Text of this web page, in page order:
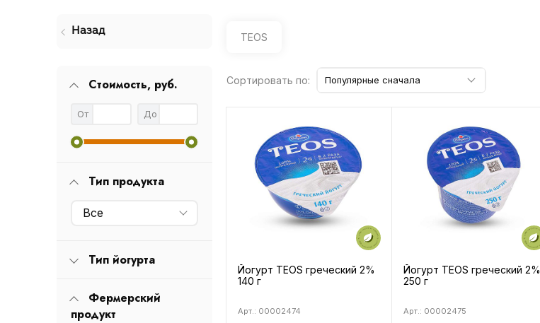
Назад
Стоимость, руб.
От До
Тип продукта
Все
Тип йогурта
Фермерский
продукт
TEOS
Сортировать по: Популярные сначала
Йогурт TEOS греческий 2%
140 г
Арт.: 00002474
Йогурт TEOS греческий 2%
250 г
Арт.: 00002475